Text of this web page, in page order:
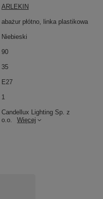
Candellux Lighting Sp. z
o.o.
Więcej
ARLEKIN
abażur płótno, linka plastikowa
Niebieski
90
35
E27
1